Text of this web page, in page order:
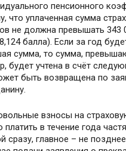
пенсионного
что уплаченная сумма
не должна превышать 343
балла). Если за год
сумма, то сумма,
будет учтена в счёт
быть возвращена по
взносы на
в течение года
сразу, главное – не